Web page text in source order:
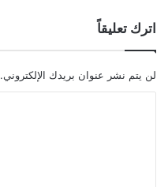
اترك تعليقاً
لن يتم نشر عنوان بريدك الإلكتروني.